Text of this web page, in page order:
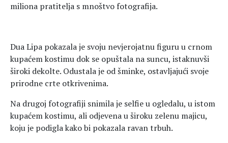
miliona pratitelja s mnoštvo fotografija.
Dua Lipa pokazala je svoju nevjerojatnu figuru u crnom
kupaćem kostimu dok se opuštala na suncu, istaknuvši
široki dekolte. Odustala je od šminke, ostavljajući svoje
prirodne crte otkrivenima.
Na drugoj fotografiji snimila je selfie u ogledalu, u istom
kupaćem kostimu, ali odjevena u široku zelenu majicu,
koju je podigla kako bi pokazala ravan trbuh.